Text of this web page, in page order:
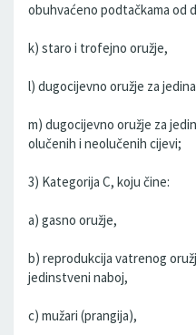
obuhvaćeno podtačkama od
k) staro i trofejno oružje,
l) dugocijevno oružje za
m) dugocijevno oružje za
olučenih i neolučenih cijevi;
3) Kategorija C, koju čine:
a) gasno oružje,
b) reprodukcija vatrenog
jedinstveni naboj,
c) mužari (prangija),